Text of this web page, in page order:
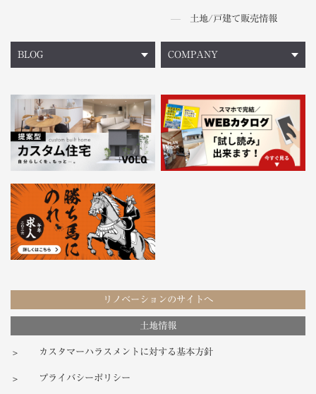
土地/戸建て販売情報
BLOG COMPANY
リノベーションのサイトへ
土地情報
カスタマーハラスメントに対する基本方針
プライバシーポリシー